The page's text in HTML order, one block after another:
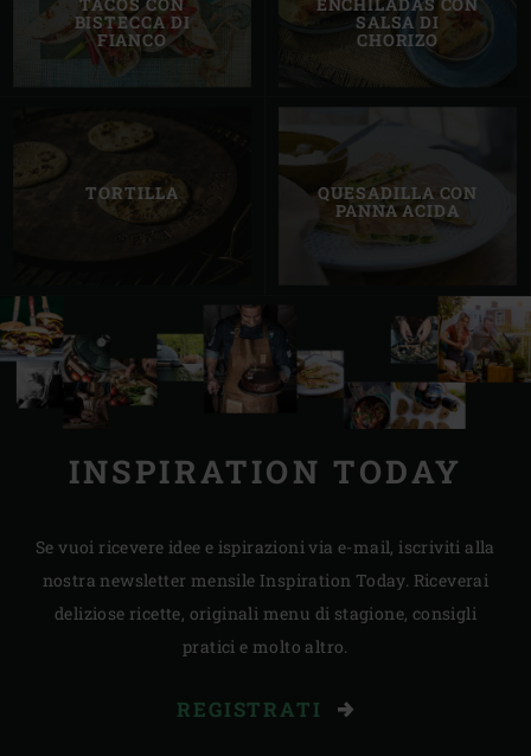
BISTECCA DI
FIANCO
SALSA DI
CHORIZO
TORTILLA QUESADILLA CON
PANNA ACIDA
INSPIRATION TODAY
Se vuoi ricevere idee e ispirazioni via e-mail, iscriviti alla
nostra newsletter mensile Inspiration Today. Riceverai
deliziose ricette, originali menu di stagione, consigli
pratici e molto altro.
REGISTRATI